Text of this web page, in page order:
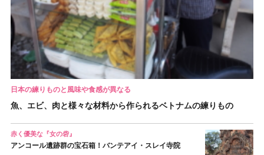
日本の練りものと風味や食感が異なる
魚、エビ、肉と様々な材料から作られるベトナムの練りもの
赤く優美な『女の砦』
アンコール遺跡群の宝石箱！バンテアイ・スレイ寺院